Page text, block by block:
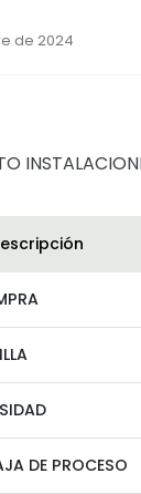
de 2024
DE PROCESO